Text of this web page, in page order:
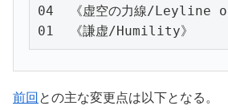
04  《虚空の力線/Leyline
01  《謙虚/Humility》
前回 との主な変更点は以下となる。